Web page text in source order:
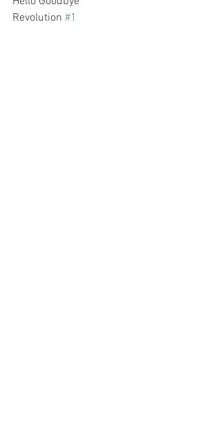
Revolution #1